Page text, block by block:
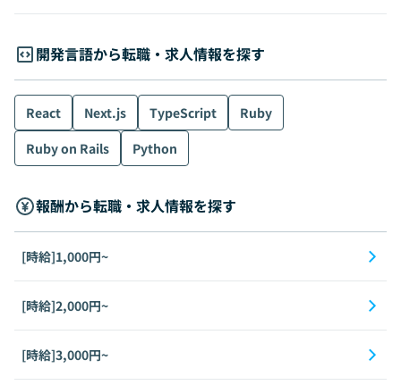
開発言語から転職・求人情報を探す
React Next.js TypeScript
Ruby
Ruby on Rails
Python
報酬から転職・求人情報を探す
[時給]1,000円~
[時給]2,000円~
[時給]3,000円~